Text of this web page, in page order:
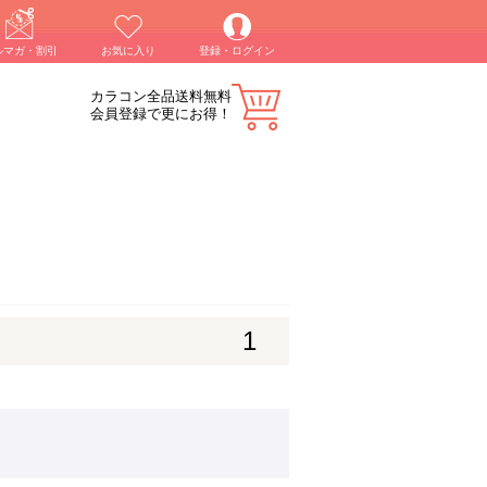
マガ・割引 お気に入り 登録・ログイン
カラコン全品送料無料
会員登録で更にお得！
1